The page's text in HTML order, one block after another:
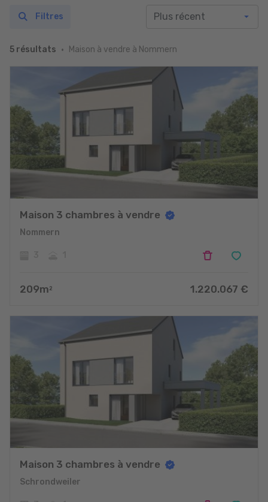
5 résultats Maison à vendre à Nommern
Filtres
Maison 3 chambres à vendre
Nommern
209m 2 1.220.067 €
Maison 3 chambres à vendre
Schrondweiler